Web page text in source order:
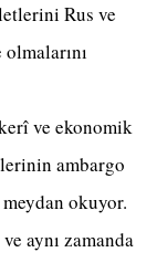
Rus ve
ve ekonomik
ambargo
okuyor.
aynı zamanda